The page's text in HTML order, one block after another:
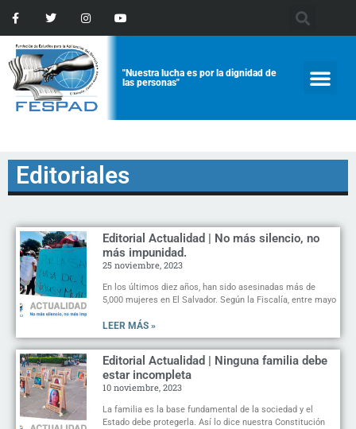
"Nuestra lucha es por la dignidad de
las personas"
Editoriales
Editorial Actualidad | No más silencio, no
más impunidad.
25 noviembre, 2023
En los últimos diez años, han sido asesinadas más de
5,000 mujeres en El Salvador. Según la Fiscalía, entre mayo
LEER MÁS »
Editorial Actualidad | Ninguna familia debe
estar incompleta
10 noviembre, 2023
La familia es la base fundamental de la sociedad y el
Estado debe protegerla. Así lo dice nuestra Constitución